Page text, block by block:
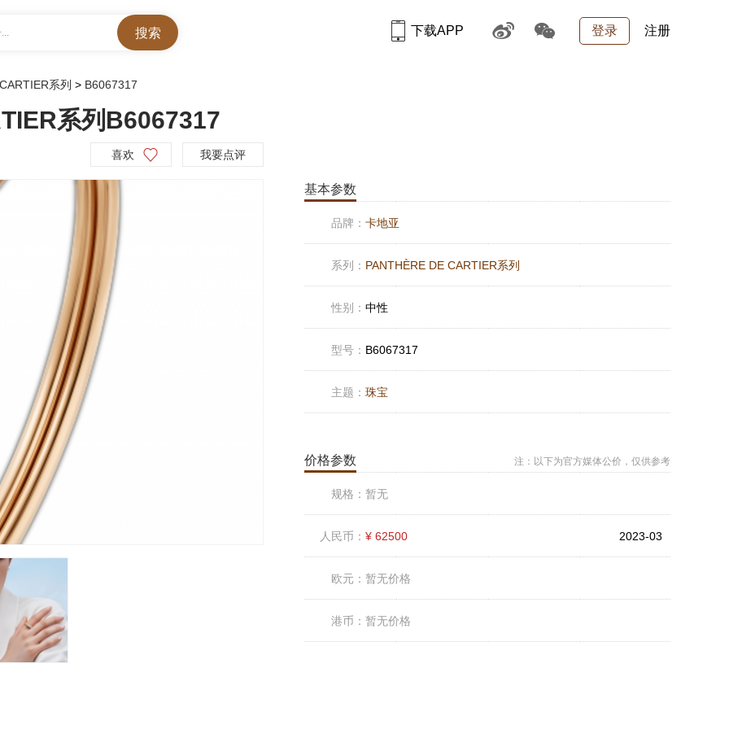
登录 注册
下载APP
系列 > B6067317
系列B6067317
喜欢 我要点评
基本参数
品牌： 卡地亚
系列： PANTHÈRE DE CARTIER系列
性别： 中性
型号： B6067317
主题： 珠宝
价格参数 注：以下为官方媒体公价，仅供参考
规格： 暂无
人民币： ¥ 62500 2023-03
欧元： 暂无价格
港币： 暂无价格